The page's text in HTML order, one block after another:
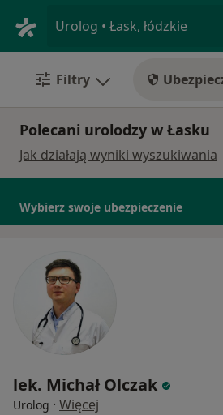
Urolog • Łask, łódzkie
Filtry
Polecani urolodzy w Łasku
Jak działają wyniki wyszukiwania
Wybierz swoje ubezpieczenie
lek. Michał Olczak
Urolog · Więcej